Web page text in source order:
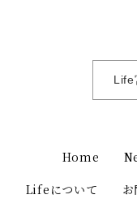
Life
Home
Lifeについて